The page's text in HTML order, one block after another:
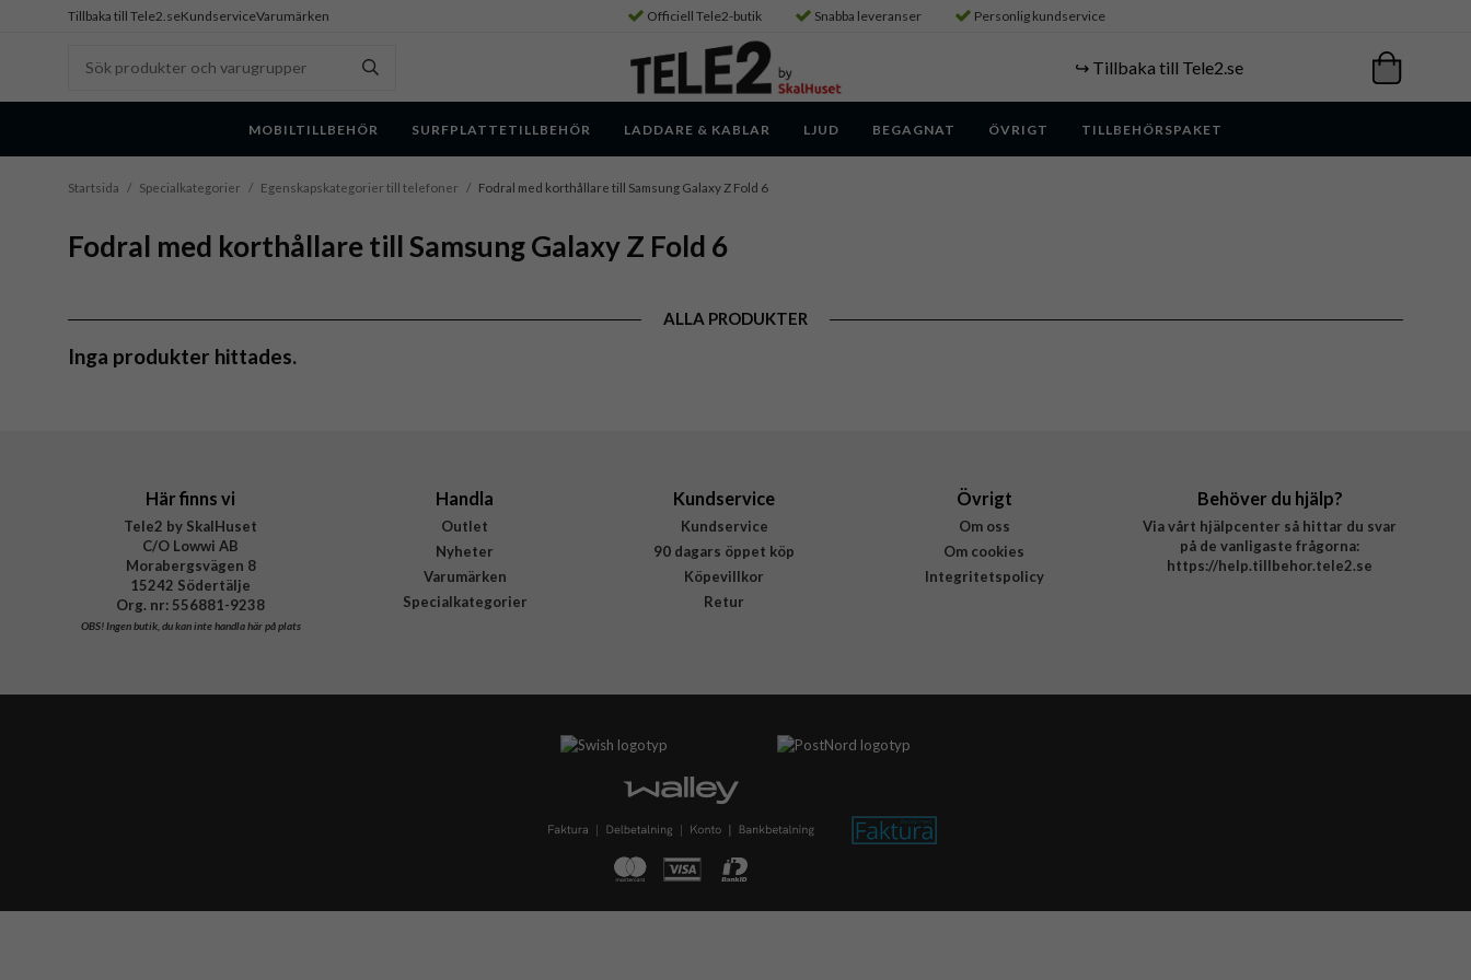
Tillbaka till Tele2.seKundserviceVarumärken Officiell Tele2-butik Snabba leveranser Personlig kundservice
↪️ Tillbaka till Tele2.se
MOBILTILLBEHÖR SURFPLATTETILLBEHÖR LADDARE & KABLAR LJUD BEGAGNAT ÖVRIGT TILLBEHÖRSPAKET
Startsida / Specialkategorier / Egenskapskategorier till telefoner / Fodral med korthållare till Samsung Galaxy Z Fold 6
Fodral med korthållare till Samsung Galaxy Z Fold 6
ALLA PRODUKTER
Inga produkter hittades.
Här finns vi
Tele2 by SkalHuset
C/O Lowwi AB
Morabergsvägen 8
15242 Södertälje
Org. nr: 556881-9238
OBS!Ingen butik, du kan inte handla här på plats
Handla
Outlet
Nyheter
Varumärken
Specialkategorier
Kundservice
Kundservice
90 dagars öppet köp
Köpevillkor
Retur
Övrigt
Om oss
Om cookies
Integritetspolicy
Behöver du hjälp?
Via vårt hjälpcenter så hittar du svar
på de vanligaste frågorna:
https://help.tillbehor.tele2.se